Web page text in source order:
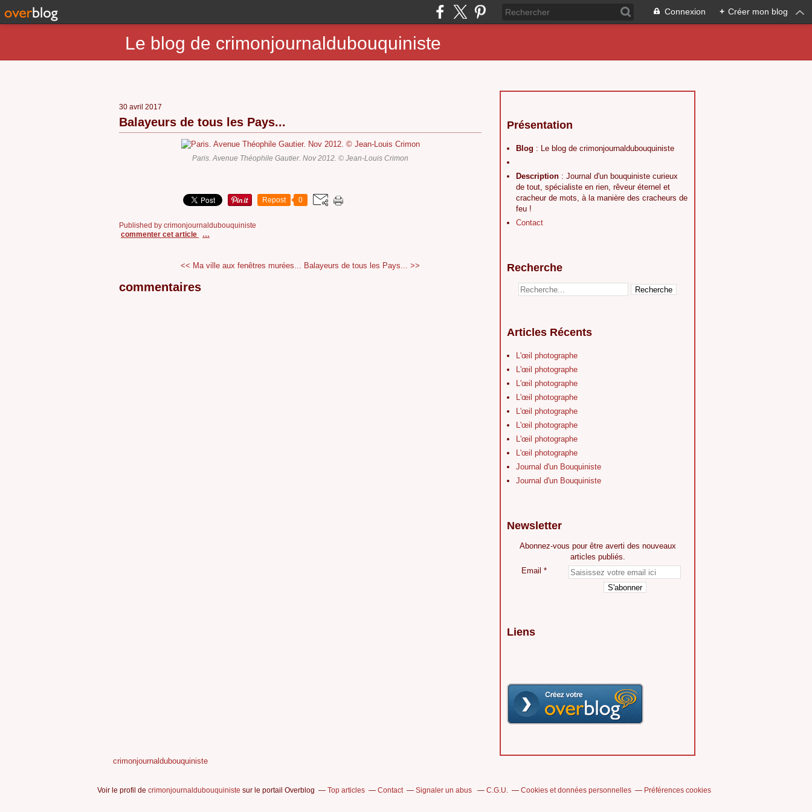
Connexion + Créer mon blog
Le blog de crimonjournaldubouquiniste
30 avril 2017
Balayeurs de tous les Pays...
Paris. Avenue Théophile Gautier. Nov 2012. © Jean-Louis Crimon
Repost 0
Published by crimonjournaldubouquiniste
commenter cet article
…
<< Ma ville aux fenêtres murées... Balayeurs de tous les Pays... >>
commentaires
Présentation
Blog : Le blog de crimonjournaldubouquiniste
Description : Journal d'un bouquiniste curieux
de tout, spécialiste en rien, rêveur éternel et
cracheur de mots, à la manière des cracheurs de
feu !
Contact
Recherche
Articles Récents
L'œil photographe
L'œil photographe
L'œil photographe
L'œil photographe
L'œil photographe
L'œil photographe
L'œil photographe
L'œil photographe
Journal d'un Bouquiniste
Journal d'un Bouquiniste
Newsletter
Abonnez-vous pour être averti des nouveaux
articles publiés.
Email
Liens
crimonjournaldubouquiniste
Voir le profil de crimonjournaldubouquiniste sur le portail Overblog Top articles Contact Signaler un abus C.G.U. Cookies et données personnelles Préférences cookies